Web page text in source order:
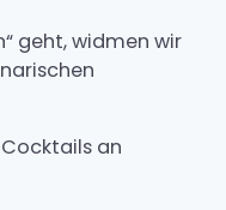
geht, widmen wir
an